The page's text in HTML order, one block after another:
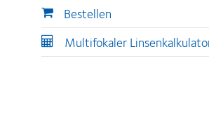
Bestellen
Multifokaler